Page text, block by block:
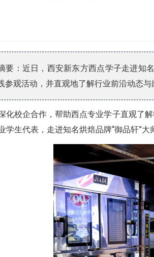
要：近日，西安新东方西点学子走进知
参观活动，并直观地了解行业前沿动态与
化校企合作，帮助西点专业学子直观了
学生代表，走进知名烘焙品牌“御品轩”